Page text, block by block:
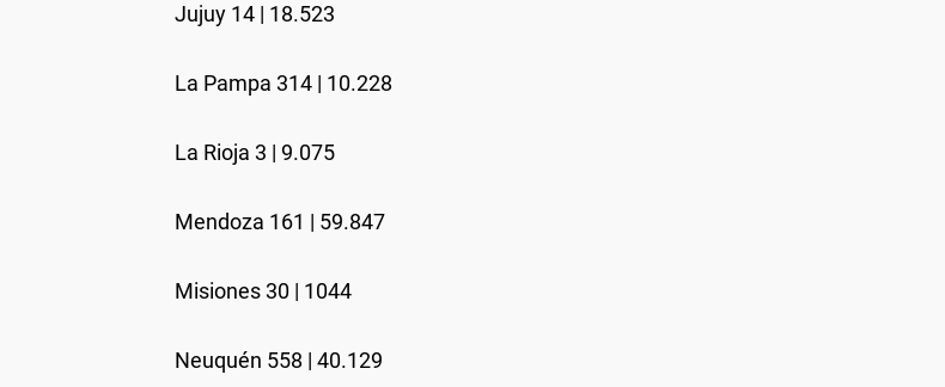
Jujuy 14 | 18.523
La Pampa 314 | 10.228
La Rioja 3 | 9.075
Mendoza 161 | 59.847
Misiones 30 | 1044
Neuquén 558 | 40.129